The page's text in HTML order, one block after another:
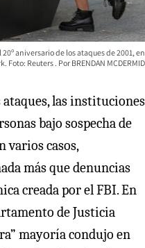
aniversario de los ataques de 2001, en
Foto: Reuters
BRENDAN MCDERMID
ataques, las instituciones
bajo sospecha de
varios casos,
más que denuncias
creada por el FBI. En
de Justicia
mayoría condujo en